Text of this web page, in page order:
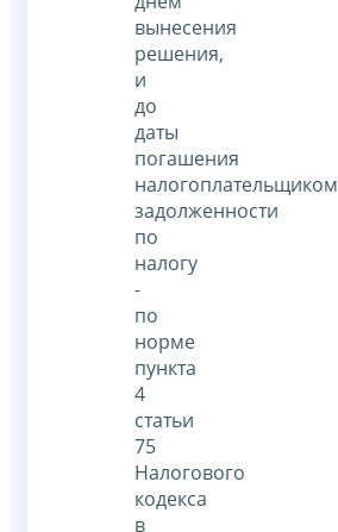
вынесения
решения,
и
до
даты
погашения
налогоплательщиком
задолженности
по
налогу
-
по
норме
пункта
4
статьи
75
Налогового
кодекса
в